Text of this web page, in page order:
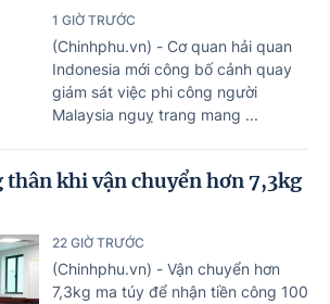
1 GIỜ TRƯỚC
(Chinhphu.vn) - Cơ quan hải quan
Indonesia mới công bố cảnh quay
giám sát việc phi công người
Malaysia nguỵ trang mang ...
thân khi vận chuyển hơn 7,3kg
22 GIỜ TRƯỚC
(Chinhphu.vn) - Vận chuyển hơn
7,3kg ma túy để nhận tiền công 100